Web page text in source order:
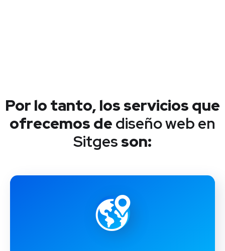
Por lo tanto, los servicios que
ofrecemos de diseño web en
Sitgesson: